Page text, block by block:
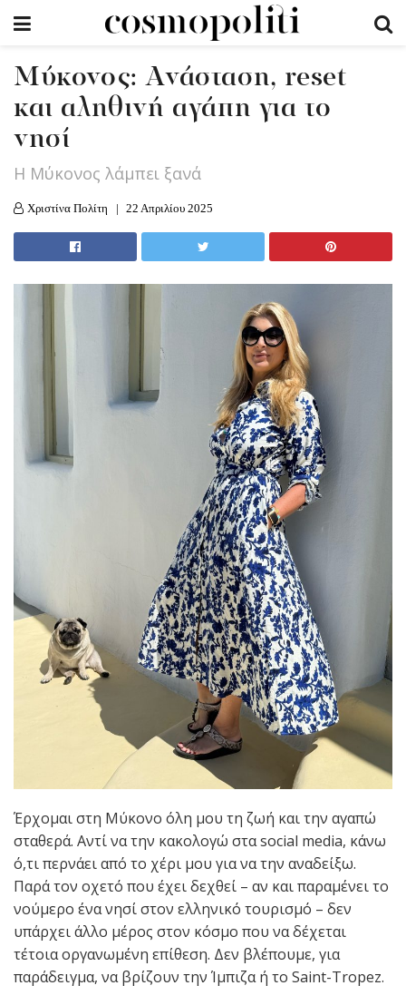
Μύκονος: Ανάσταση, reset
και αληθινή αγάπη για το
νησί
H Μύκονος λάμπει ξανά
Χριστίνα Πολίτη 22 Απριλίου 2025
Έρχομαι στη Μύκονο όλη μου τη ζωή και την αγαπώ
σταθερά. Αντί να την κακολογώ στα social media, κάνω
ό,τι περνάει από το χέρι μου για να την αναδείξω.
Παρά τον οχετό που έχει δεχθεί – αν και παραμένει το
νούμερο ένα νησί στον ελληνικό τουρισμό – δεν
υπάρχει άλλο μέρος στον κόσμο που να δέχεται
τέτοια οργανωμένη επίθεση. Δεν βλέπουμε, για
παράδειγμα, να βρίζουν την Ίμπιζα ή το Saint-Tropez.